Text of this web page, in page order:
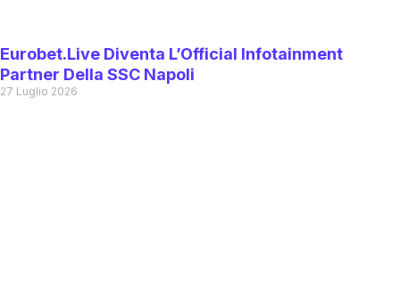
Eurobet.live Diventa L’Official Infotainment
Partner Della SSC Napoli
27 Luglio 2026